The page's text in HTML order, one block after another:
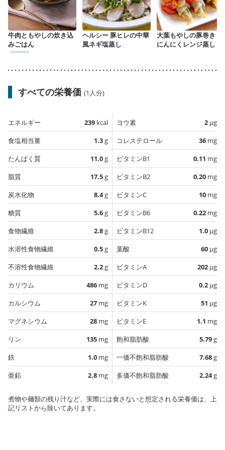
牛肉ともやしの炊き込
みごはん
ヘルシー 豚ヒレの中華
風ネギ塩蒸し
大葉もやしの豚巻き
にんにくレンジ蒸し
すべての栄養価 (1人分)
エネルギー 239 kcal
食塩相当量
1.3g
たんぱく質
11.0g
脂質
17.5g
炭水化物
8.4g
糖質
5.6g
食物繊維
2.8g
水溶性食物繊維
0.5g
不溶性食物繊維
2.2g
カリウム
486 mg
カルシウム
27 mg
マグネシウム
28 mg
リン
135 mg
鉄
1.0 mg
亜鉛
2.8 mg
ヨウ素 2 µg
コレステロール
36 mg
ビタミンB1
0.11 mg
ビタミンB2
0.20 mg
ビタミンC
10 mg
ビタミンB6
0.22 mg
ビタミンB12
1.0 µg
葉酸
60 µg
ビタミンA
202 µg
ビタミンD
0.2 µg
ビタミンK
51 µg
ビタミンE
1.1 mg
飽和脂肪酸
5.79g
一価不飽和脂肪酸
7.68g
多価不飽和脂肪酸
2.24g
煮物や麺類の残り汁など、実際には食さないと想定される栄養価は、上
記リストから除いてあります。